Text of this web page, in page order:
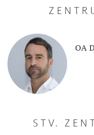
OA
STV.